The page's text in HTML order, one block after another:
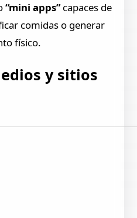
“mini apps”capaces de
comidas o generar
físico.
y sitios